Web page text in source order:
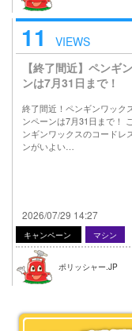
11
VIEWS
【終了間近】ペン
ンは7月31日まで！
終了間近！ペンギンワック
ンペーンは7月31日まで！
ンギンワックスのコードレ
ンがいよい…
2026/07/29 14:27
キャンペーン マシン
ポリッシャー.JP